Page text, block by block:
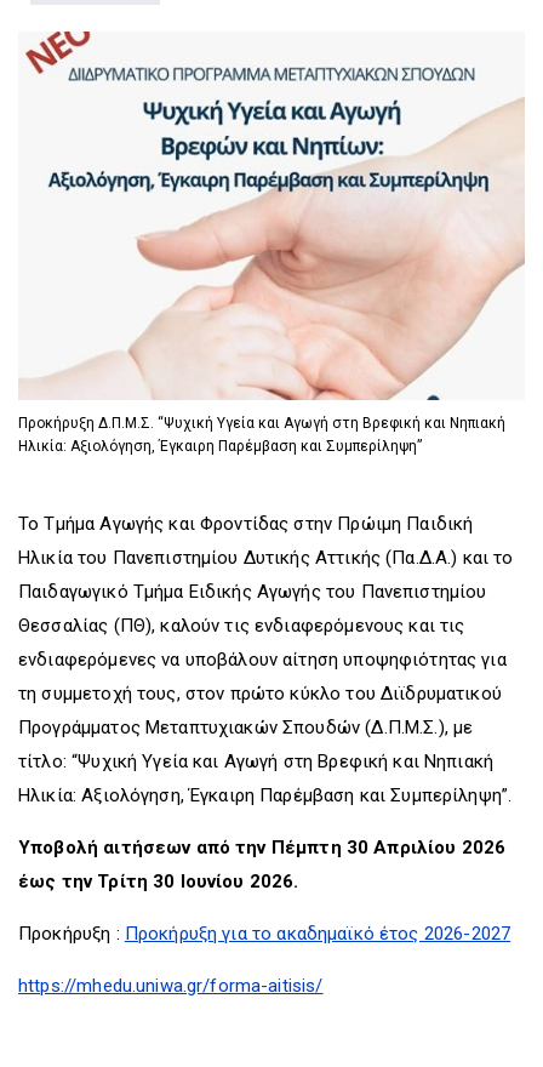
N
T
R
I
G
G
R
T
R
I
G
G
E
R
N
T
I
G
R
Προκήρυξη Δ.Π.Μ.Σ. “Ψυχική Υγεία και Αγωγή στη Βρεφική και Νηπιακή
Ηλικία: Αξιολόγηση, Έγκαιρη Παρέμβαση και Συμπερίληψη”
Το Τμήμα Αγωγής και Φροντίδας στην Πρώιμη Παιδική
Ηλικία του Πανεπιστημίου Δυτικής Αττικής (Πα.Δ.Α.) και το
Παιδαγωγικό Τμήμα Ειδικής Αγωγής του Πανεπιστημίου
Θεσσαλίας (ΠΘ), καλούν τις ενδιαφερόμενους και τις
ενδιαφερόμενες να υποβάλουν αίτηση υποψηφιότητας για
τη συμμετοχή τους, στον πρώτο κύκλο του Διϊδρυματικού
Προγράμματος Μεταπτυχιακών Σπουδών (Δ.Π.Μ.Σ.), με
τίτλο: “Ψυχική Υγεία και Αγωγή στη Βρεφική και Νηπιακή
Ηλικία: Αξιολόγηση, Έγκαιρη Παρέμβαση και Συμπερίληψη”.
Υποβολή αιτήσεων από την Πέμπτη 30 Απριλίου 2026
έως την Τρίτη 30 Ιουνίου 2026.
Προκήρυξη : Προκήρυξη για το ακαδημαϊκό έτος 2026-2027
https://mhedu.uniwa.gr/forma-aitisis/